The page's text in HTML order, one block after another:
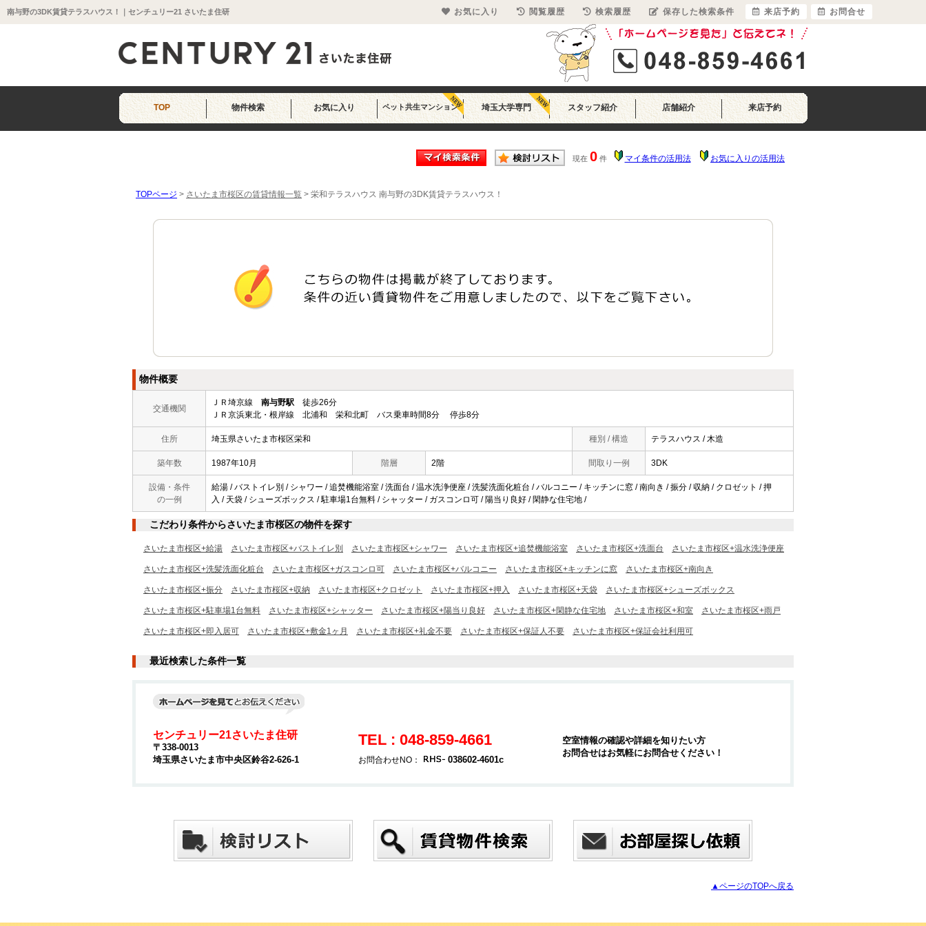
南与野の3DK賃貸テラスハウス！｜センチュリー21 さいたま住研
TOP 物件検索 お気に入り ペット共生マンション 埼玉大学専門 スタッフ紹介 店舗紹介 来店予約
現在 0 件 マイ条件の活用法 お気に入りの活用法
TOPページ > さいたま市桜区の賃貸情報一覧 > 栄和テラスハウス 南与野の3DK賃貸テラスハウス！
物件概要
交通機関
ＪＲ埼京線 南与野駅 徒歩26分
ＪＲ京浜東北・根岸線 北浦和 栄和北町 バス乗車時間8分 停歩8分
住所 埼玉県さいたま市桜区栄和 種別 / 構造 テラスハウス / 木造
築年数 1987年10月 階層 2階 間取り一例 3DK
設備・条件
の一例
給湯 / バストイレ別 / シャワー / 追焚機能浴室 / 洗面台 / 温水洗浄便座 / 洗髪洗面化粧台 / バルコニー / キッチンに窓 / 南向き / 振分 / 収納 / クロゼット / 押
入 / 天袋 / シューズボックス / 駐車場1台無料 / シャッター / ガスコンロ可 / 陽当り良好 / 閑静な住宅地 /
こだわり条件からさいたま市桜区の物件を探す
さいたま市桜区+給湯 さいたま市桜区+バストイレ別 さいたま市桜区+シャワー さいたま市桜区+追焚機能浴室 さいたま市桜区+洗面台 さいたま市桜区+温水洗浄便座
さいたま市桜区+洗髪洗面化粧台 さいたま市桜区+ガスコンロ可 さいたま市桜区+バルコニー さいたま市桜区+キッチンに窓 さいたま市桜区+南向き
さいたま市桜区+振分 さいたま市桜区+収納 さいたま市桜区+クロゼット さいたま市桜区+押入 さいたま市桜区+天袋 さいたま市桜区+シューズボックス
さいたま市桜区+駐車場1台無料 さいたま市桜区+シャッター さいたま市桜区+陽当り良好 さいたま市桜区+閑静な住宅地 さいたま市桜区+和室 さいたま市桜区+雨戸
さいたま市桜区+即入居可 さいたま市桜区+敷金1ヶ月 さいたま市桜区+礼金不要 さいたま市桜区+保証人不要 さいたま市桜区+保証会社利用可
最近検索した条件一覧
センチュリー21さいたま住研
〒338-0013
埼玉県さいたま市中央区鈴谷2-626-1
TEL : 048-859-4661
お問合わせNO： 038602-4601c
空室情報の確認や詳細を知りたい方
お問合せはお気軽にお問合せください！
▲ページのTOPへ戻る
お気に入り 閲覧履歴 検索履歴 保存した検索条件 来店予約 お問合せ